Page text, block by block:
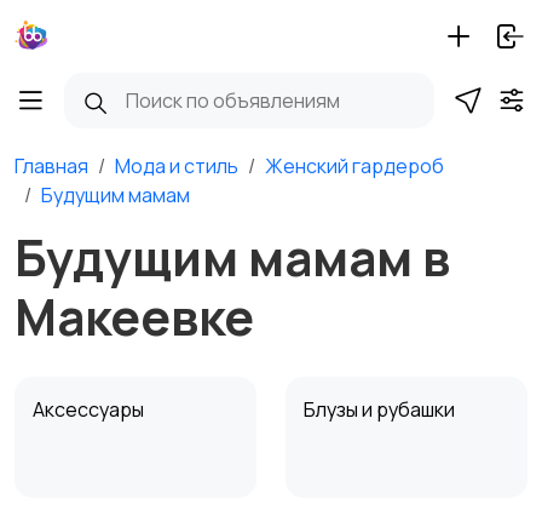
Главная Мода и стиль
Женский гардероб
Будущим мамам
Будущим мамам в
Макеевке
Аксессуары Блузы и рубашки